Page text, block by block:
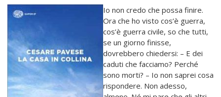
Io non credo che possa finire.
Ora che ho visto cos’è guerra,
cos’è guerra civile, so che tutti,
se un giorno finisse,
dovrebbero chiedersi: – E dei
caduti che facciamo? Perché
sono morti? – Io non saprei cosa
rispondere. Non adesso,